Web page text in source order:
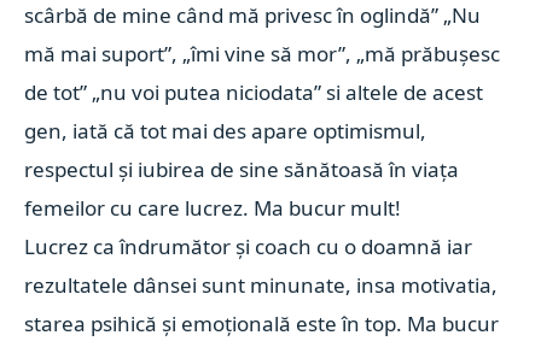
scârbă de mine când mă privesc în oglindă” „Nu
mă mai suport”, „îmi vine să mor”, „mă prăbușesc
de tot” „nu voi putea niciodata” si altele de acest
gen, iată că tot mai des apare optimismul,
respectul și iubirea de sine sănătoasă în viața
femeilor cu care lucrez. Ma bucur mult!
Lucrez ca îndrumător și coach cu o doamnă iar
rezultatele dânsei sunt minunate, insa motivatia,
starea psihică și emoțională este în top. Ma bucur